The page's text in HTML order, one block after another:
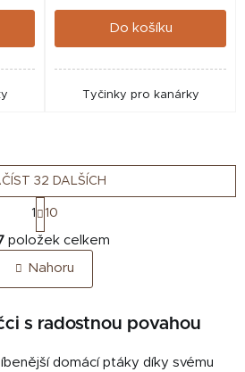
cena:
Do košíku
Tyčinky pro kanárky
O
v
l
á
a
c
32 DALŠÍCH
S
t
r
á
n
k
v
n
1 10
položek celkem
Nahoru
s radostnou povahou
domácí ptáky díky svému